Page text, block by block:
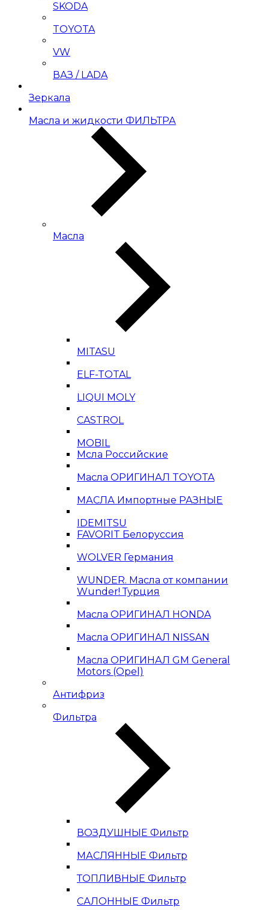
SKODA
TOYOTA
VW
ВАЗ / LADA
Зеркала
Масла и жидкости ФИЛЬТРА
Масла
MITASU
ELF-TOTAL
LIQUI MOLY
CASTROL
MOBIL
Мсла Российские
Масла ОРИГИНАЛ TOYOTA
МАСЛА Импортные РАЗНЫЕ
IDEMITSU
FAVORIT Белоруссия
WOLVER Германия
WUNDER. Масла от компании
Wunder! Турция
Масла ОРИГИНАЛ HONDA
Масла ОРИГИНАЛ NISSAN
Масла ОРИГИНАЛ GM General
Motors (Opel)
Антифриз
Фильтра
ВОЗДУШНЫЕ Фильтр
МАСЛЯННЫЕ Фильтр
ТОПЛИВНЫЕ Фильтр
САЛОННЫЕ Фильтр